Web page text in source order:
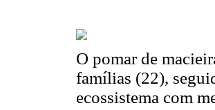
O pomar de
famílias (22),
ecossistema com